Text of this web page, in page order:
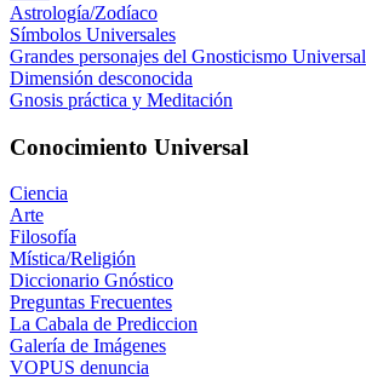
Astrología/Zodíaco
Símbolos Universales
Grandes personajes del Gnosticismo Universal
Dimensión desconocida
Gnosis práctica y Meditación
Conocimiento Universal
Ciencia
Arte
Filosofía
Mística/Religión
Diccionario Gnóstico
Preguntas Frecuentes
La Cabala de Prediccion
Galería de Imágenes
VOPUS denuncia